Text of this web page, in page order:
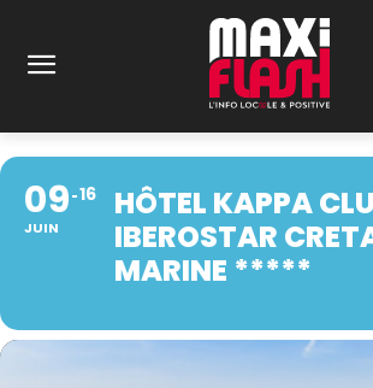
09
JUIN
16
HÔTEL KAPPA
IBEROSTAR
MARINE *****